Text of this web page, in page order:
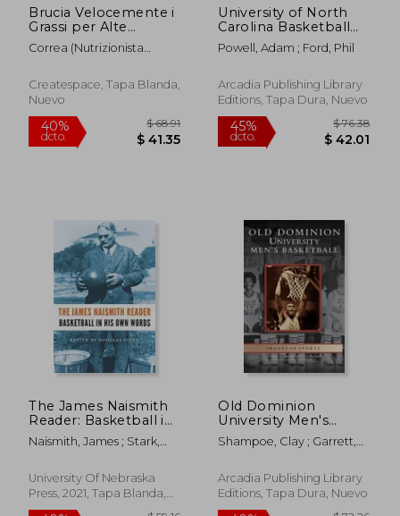
Brucia Velocemente i
Grassi per Alte
Prestazioni nella
Ginnastica: Ricette di
Grassi per aiutarti a
dare il Meglio! (en
Correa (Nutrizionista
Createspace, Tapa Blanda,
Nuevo
University of North
Carolina Basketball
(en Inglés)
Powell, Adam ; Ford, Phil
Arcadia Publishing Library
Editions, Tapa Dura, Nuevo
The James Naismith
Reader: Basketball in
his own Words (en
Inglés)
Naismith, James ; Stark,
University Of Nebraska
Press, 2021, Tapa Blanda,
Nuevo
Old Dominion
University Men's
Basketball (en Inglés)
Shampoe, Clay ; Garrett,
Arcadia Publishing Library
Editions, Tapa Dura, Nuevo